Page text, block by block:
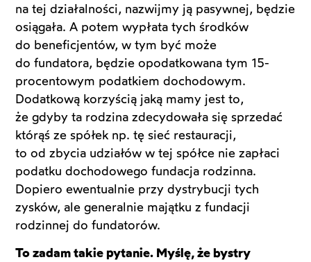
na tej działalności, nazwijmy ją pasywnej, będzie
osiągała. A potem wypłata tych środków
do beneficjentów, w tym być może
do fundatora, będzie opodatkowana tym 15-
procentowym podatkiem dochodowym.
Dodatkową korzyścią jaką mamy jest to,
że gdyby ta rodzina zdecydowała się sprzedać
którąś ze spółek np. tę sieć restauracji,
to od zbycia udziałów w tej spółce nie zapłaci
podatku dochodowego fundacja rodzinna.
Dopiero ewentualnie przy dystrybucji tych
zysków, ale generalnie majątku z fundacji
rodzinnej do fundatorów.
To zadam takie pytanie. Myślę, że bystry